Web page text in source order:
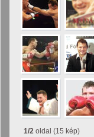
1/2oldal (15 kép)